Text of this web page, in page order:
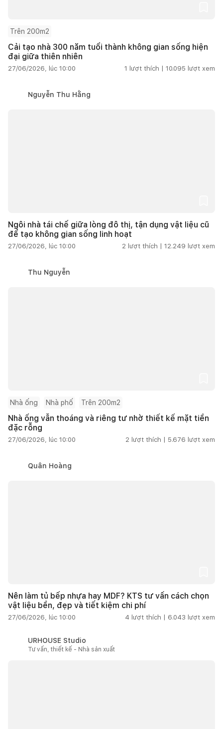
Trên 200m2
Cải tạo nhà 300 năm tuổi thành không gian sống hiện
đại giữa thiên nhiên
27/06/2026, lúc 10:00 1 lượt thích | 10.095 lượt xem
Nguyễn Thu Hằng
Ngôi nhà tái chế giữa lòng đô thị, tận dụng vật liệu cũ
để tạo không gian sống linh hoạt
27/06/2026, lúc 10:00 2 lượt thích | 12.249 lượt xem
Thu Nguyễn
Nhà ống Nhà phố Trên 200m2
Nhà ống vẫn thoáng và riêng tư nhờ thiết kế mặt tiền
đặc rỗng
27/06/2026, lúc 10:00 2 lượt thích | 5.676 lượt xem
Quân Hoàng
Nên làm tủ bếp nhựa hay MDF? KTS tư vấn cách chọn
vật liệu bền, đẹp và tiết kiệm chi phí
27/06/2026, lúc 10:00 4 lượt thích | 6.043 lượt xem
URHOUSE Studio
Tư vấn, thiết kế - Nhà sản xuất